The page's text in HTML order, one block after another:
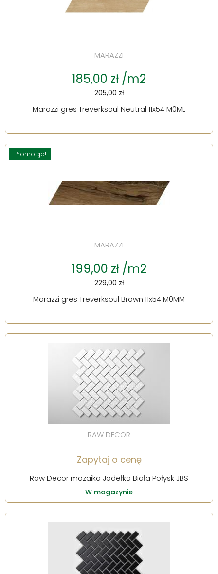
MARAZZI
185,00 zł /m2
205,00 zł
Marazzi gres Treverksoul Neutral 11x54 M0ML
Promocja!
MARAZZI
199,00 zł /m2
229,00 zł
Marazzi gres Treverksoul Brown 11x54 M0MM
RAW DECOR
Zapytaj o cenę
Raw Decor mozaika Jodełka Biała Połysk JBS
W magazynie